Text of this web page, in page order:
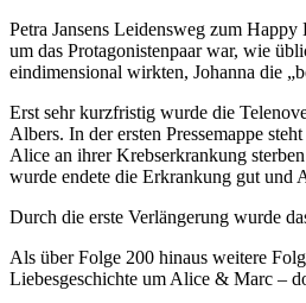
Petra Jansens Leidensweg zum
um das Protagonistenpaar war, wie
eindimensional wirkten, Johanna die
Erst sehr kurzfristig wurde die
Albers. In der ersten Pressemappe
Alice an ihrer Krebserkrankung
wurde endete die Erkrankung gut und
Durch die erste Verlängerung wurde
Als über Folge 200 hinaus weitere
Liebesgeschichte um Alice & Marc –